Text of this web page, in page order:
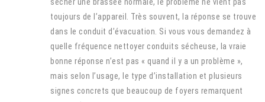
toujours de l’appareil. Très souvent, la réponse se trouve
dans le conduit d’évacuation. Si vous vous demandez à
quelle fréquence nettoyer conduits sécheuse, la vraie
bonne réponse n’est pas « quand il y a un problème »,
mais selon l’usage, le type d’installation et plusieurs
signes concrets que beaucoup de foyers remarquent